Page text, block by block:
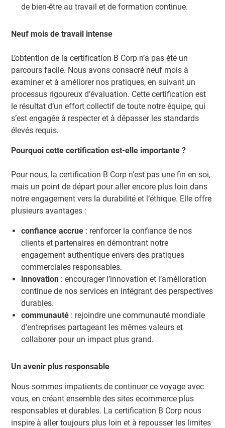
de bien-être au travail et de formation continue.
Neuf mois de travail intense
L’obtention de la certification B Corp n’a pas été un
parcours facile. Nous avons consacré neuf mois à
examiner et à améliorer nos pratiques, en suivant un
processus rigoureux d’évaluation. Cette certification est
le résultat d’un effort collectif de toute notre équipe, qui
s’est engagée à respecter et à dépasser les standards
élevés requis.
Pourquoi cette certification est-elle importante ?
Pour nous, la certification B Corp n’est pas une fin en soi,
mais un point de départ pour aller encore plus loin dans
notre engagement vers la durabilité et l’éthique. Elle offre
plusieurs avantages :
confiance accrue : renforcer la confiance de nos
clients et partenaires en démontrant notre
engagement authentique envers des pratiques
commerciales responsables.
innovation : encourager l’innovation et l’amélioration
continue de nos services en intégrant des perspectives
durables.
communauté : rejoindre une communauté mondiale
d’entreprises partageant les mêmes valeurs et
collaborer pour un impact plus grand.
Un avenir plus responsable
Nous sommes impatients de continuer ce voyage avec
vous, en créant ensemble des sites ecommerce plus
responsables et durables. La certification B Corp nous
inspire à aller toujours plus loin et à repousser les limites